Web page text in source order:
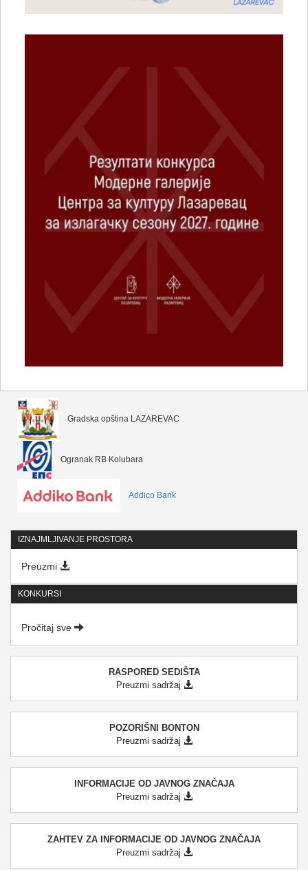
Gradska opština LAZAREVAC
Ogranak RB Kolubara
Addico Bank
IZNAJMLJIVANJE PROSTORA
Preuzmi
KONKURSI
Pročitaj sve
RASPORED SEDIŠTA
Preuzmi sadržaj
POZORIŠNI BONTON
Preuzmi sadržaj
INFORMACIJE OD JAVNOG ZNAČAJA
Preuzmi sadržaj
ZAHTEV ZA INFORMACIJE OD JAVNOG ZNAČAJA
Preuzmi sadržaj